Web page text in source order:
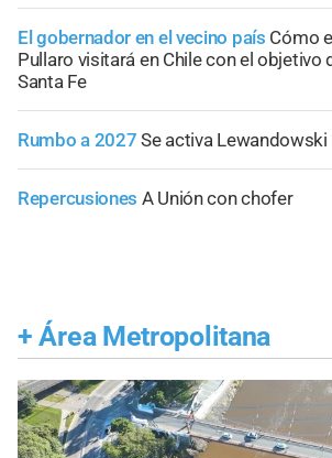
El gobernador en el vecino país Cómo
Pullaro visitará en Chile con el objetivo
Santa Fe
Rumbo a 2027 Se activa Lewandowski
Repercusiones A Unión con chofer
+ Área Metropolitana